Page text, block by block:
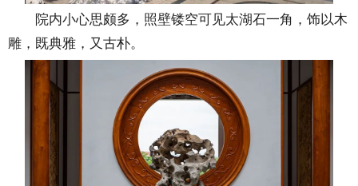
院内小心思颇多，照壁镂空可见太湖石一角，饰以木
雕，既典雅，又古朴。